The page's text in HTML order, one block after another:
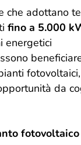
che adottano
fino a 5.000
energetici​
da